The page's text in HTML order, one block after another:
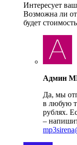
Интересует
Возможна ли
будет
Админ
Да, мы
в любую
рублях.
–